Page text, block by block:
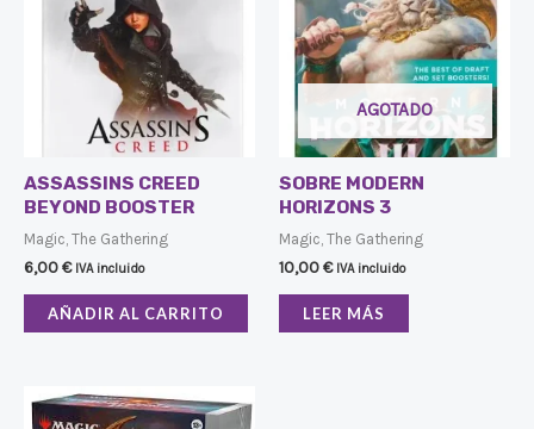
ASSASSINS CREED
BEYOND BOOSTER
Magic, The Gathering
6,00€ IVA incluido
AÑADIR AL CARRITO
AGOTADO
SOBRE MODERN
HORIZONS 3
Magic, The Gathering
10,00€ IVA incluido
LEER MÁS